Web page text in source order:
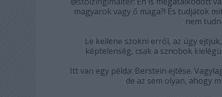
magyarok vagy ő maga?! És tudjátok
nem
Le kellene szokni erről, az úgy
képtelenség, csak a sznobok
Itt van egy példa: Berstein ejtése.
de az sem olyan, ahogy